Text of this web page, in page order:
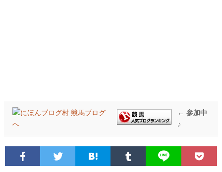
← 参加中
♪